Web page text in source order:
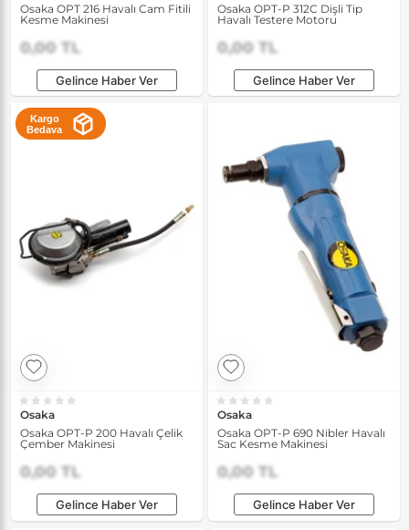
Osaka OPT 216 Havalı Cam Fitili
Kesme Makinesi
0,00 TL
Gelince Haber Ver
Osaka OPT-P 312C Dişli Tip
Havalı Testere Motoru
0,00 TL
Gelince Haber Ver
Kargo
Bedava
Osaka
Osaka OPT-P 200 Havalı Çelik
Çember Makinesi
0,00 TL
Gelince Haber Ver
Osaka
Osaka OPT-P 690 Nibler Havalı
Sac Kesme Makinesi
0,00 TL
Gelince Haber Ver